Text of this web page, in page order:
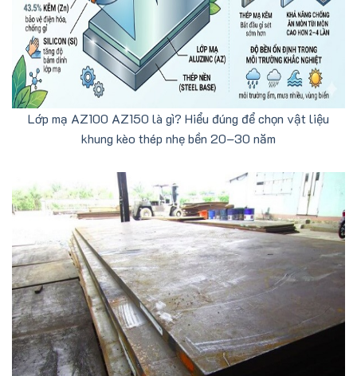
Lớp mạ AZ100 AZ150 là gì? Hiểu đúng để chọn vật liệu
khung kèo thép nhẹ bền 20–30 năm